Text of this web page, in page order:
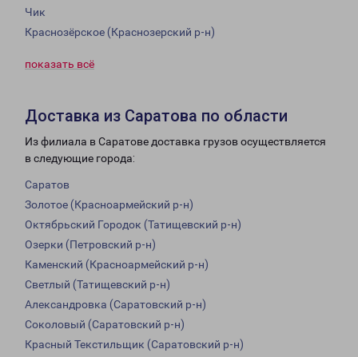
Чик
Краснозёрское (Краснозерский р-н)
показать всё
Доставка из Саратова по области
Из филиала в Саратове доставка грузов осуществляется
в следующие города:
Саратов
Золотое (Красноармейский р-н)
Октябрьский Городок (Татищевский р-н)
Озерки (Петровский р-н)
Каменский (Красноармейский р-н)
Светлый (Татищевский р-н)
Александровка (Саратовский р-н)
Соколовый (Саратовский р-н)
Красный Текстильщик (Саратовский р-н)